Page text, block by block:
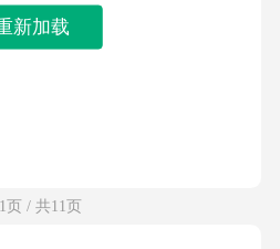
新加载
页 / 共11页